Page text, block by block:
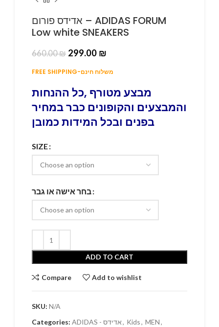
אדידס פורום – ADIDAS FORUM
Low white SNEAKERS
660.00₪ 299.00 ₪
FREE SHIPPING-משלוח חינם
מבצע מטורף ,כל ההנחות
והמבצעים והקופונים כבר במחיר
בפנים ובכל המידות כמובן
SIZE
בחר אישה או גבר
ADD TO CART
Compare Add to wishlist
SKU: N/A
Categories:
ADIDAS - אדידס, Kids, MEN,